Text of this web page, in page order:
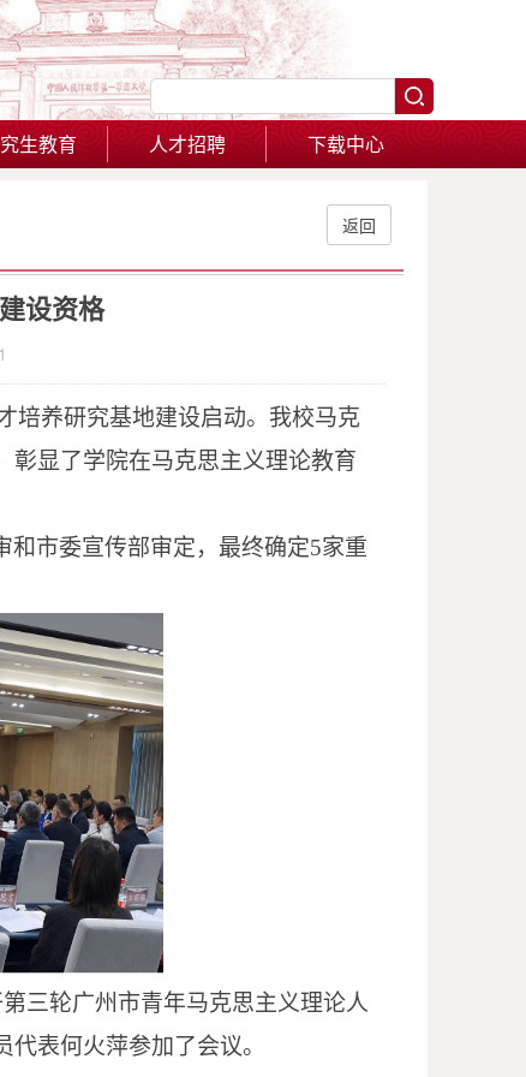
生教育 人才招聘 下载中心
返回
设资格
培养研究基地建设启动。我校马克
彰显了学院在马克思主义理论教育
和市委宣传部审定，最终确定5家重
三轮广州市青年马克思主义理论人
表何火萍参加了会议。